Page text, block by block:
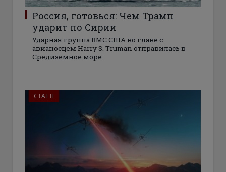
Россия, готовься: Чем Трамп
ударит по Сирии
Ударная группа ВМС США во главе с
авианосцем Harry S. Truman отправилась в
Средиземное море
СТАТТІ